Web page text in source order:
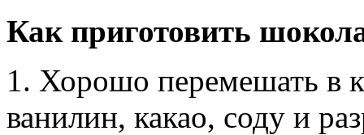
Как приготовить
1. Хорошо перемешать в
ванилин, какао, соду и